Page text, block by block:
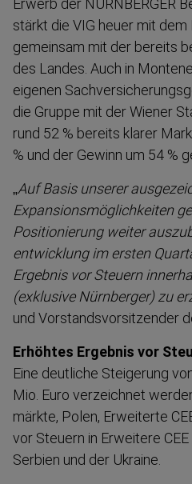
Erwerb der NÜRNBERGER
stärkt die VIG heuer mit
gemeinsam mit der bereits
des Landes. Auch in
eigenen
die Gruppe mit der Wiener
rund 52 % bereits klarer
% und der Gewinn um 54 %
„Auf Basis unserer
Expansi­ons­mög­lich­keiten
Positi­o­nierung weiter
ent­wicklung im ersten
Ergebnis vor Steuern
(exklusive Nürnberger) zu
und Vorstands­vor­sit­zender
Erhöhtes Ergebnis vor
Eine deutliche Steigerung
Mio. Euro verzeichnet
märkte, Polen, Erweiterte
vor Steuern in Erweitere
Serbien und der Ukraine.